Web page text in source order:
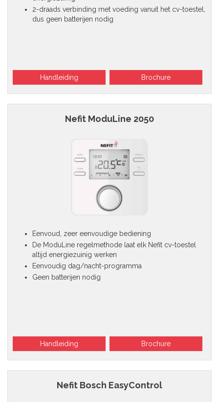
2-draads verbinding met voeding vanuit het cv-toestel,
dus geen batterijen nodig
Handleiding Brochure
Nefit ModuLine 2050
Eenvoud, zeer eenvoudige bediening
De ModuLine regelmethode laat elk Nefit cv-toestel
altijd energiezuinig werken
Eenvoudig dag/nacht-programma
Geen batterijen nodig
Handleiding Brochure
Nefit Bosch EasyControl